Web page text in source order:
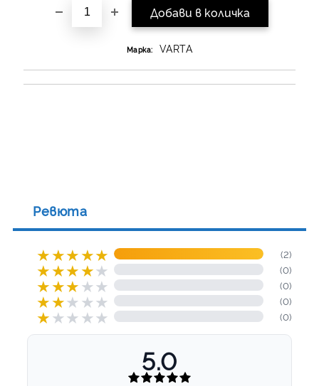
Марка: VARTA
Ревюта
★★★★★ (2)
★★★★★ (0)
★★★★★ (0)
★★★★★ (0)
★★★★★ (0)
5.0